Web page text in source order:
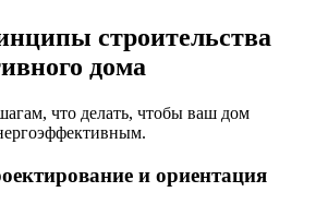
строительства
дома
что делать, чтобы ваш дом
и ориентация